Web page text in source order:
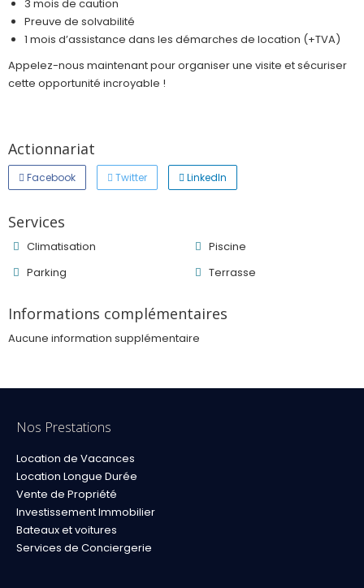
3 mois de caution
Preuve de solvabilité
1 mois d’assistance dans les démarches de location (+TVA)
Appelez-nous maintenant pour organiser une visite et sécuriser
cette opportunité incroyable !
Actionnariat
Facebook Twitter LinkedIn
Services
Climatisation
Piscine
Parking
Terrasse
Informations complémentaires
Aucune information supplémentaire
Nos Prestations
Location de Vacances
Location Longue Durée
Vente de Propriété
Investissement Immobilier
Bateaux et voitures
Services de Conciergerie